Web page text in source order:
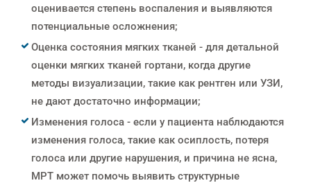
оценивается степень воспаления и выявляются
потенциальные осложнения;
Оценка состояния мягких тканей - для детальной
оценки мягких тканей гортани, когда другие
методы визуализации, такие как рентген или УЗИ,
не дают достаточно информации;
Изменения голоса - если у пациента наблюдаются
изменения голоса, такие как осиплость, потеря
голоса или другие нарушения, и причина не ясна,
МРТ может помочь выявить структурные